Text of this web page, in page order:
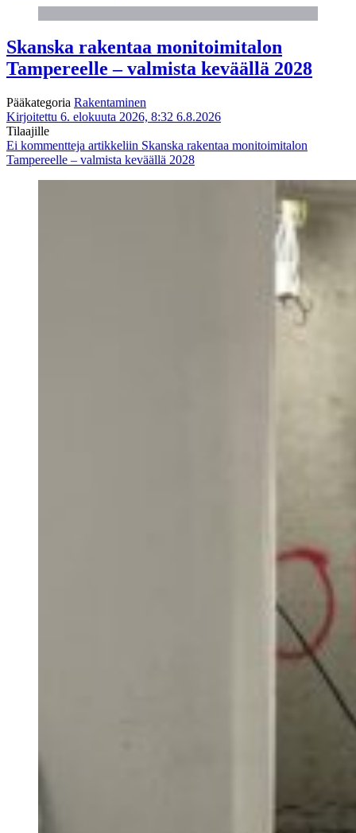
Skanska rakentaa monitoimitalon
Tampereelle – valmista keväällä 2028
Pääkategoria Rakentaminen
Kirjoitettu 6. elokuuta 2026, 8:32 6.8.2026
Tilaajille
Ei kommentteja artikkeliin Skanska rakentaa monitoimitalon
Tampereelle – valmista keväällä 2028